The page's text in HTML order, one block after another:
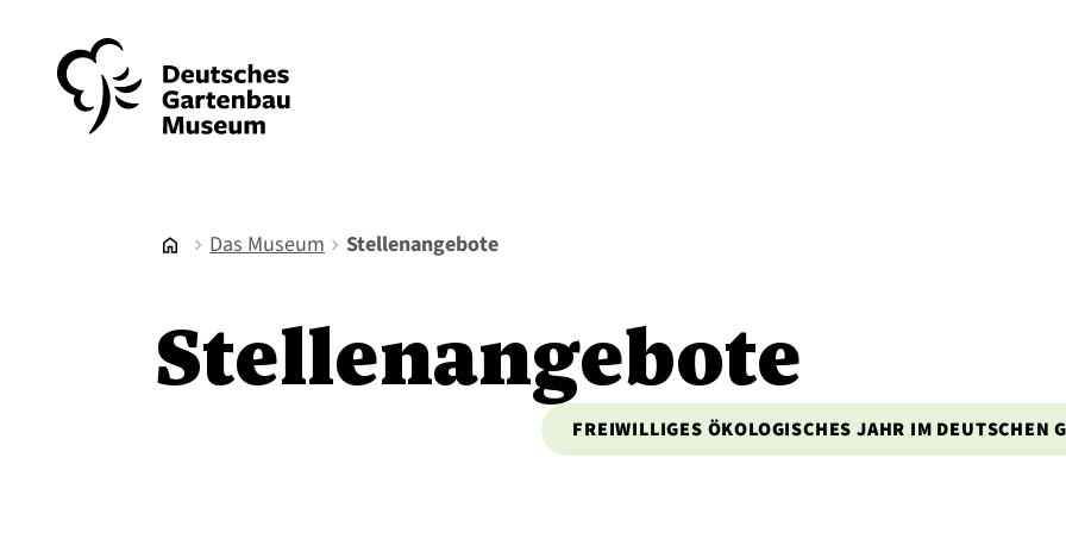
home chevron_right Das Museum chevron_right Stellenangebote
Stellenangebote
FREIWILLIGES ÖKOLOGISCHES JAHR IM DEUTSCHEN